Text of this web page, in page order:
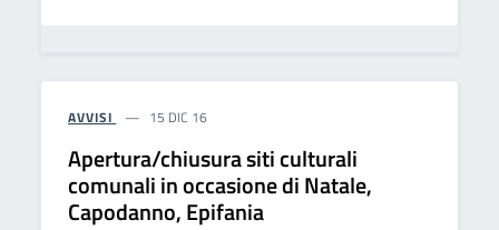
AVVISI 15 DIC 16
Apertura/chiusura siti culturali
comunali in occasione di Natale,
Capodanno, Epifania